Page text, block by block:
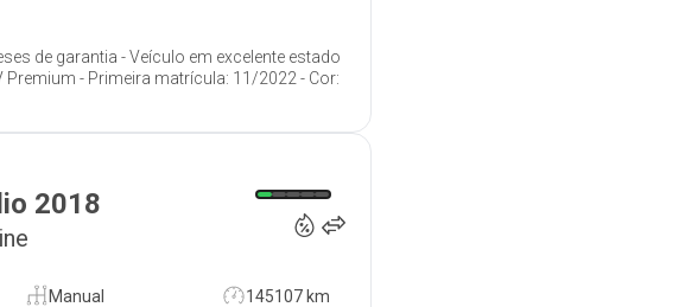
de garantia - Veículo em excelente estado
Premium - Primeira matrícula: 11/2022 - Cor:
2018
Manual
145107 km